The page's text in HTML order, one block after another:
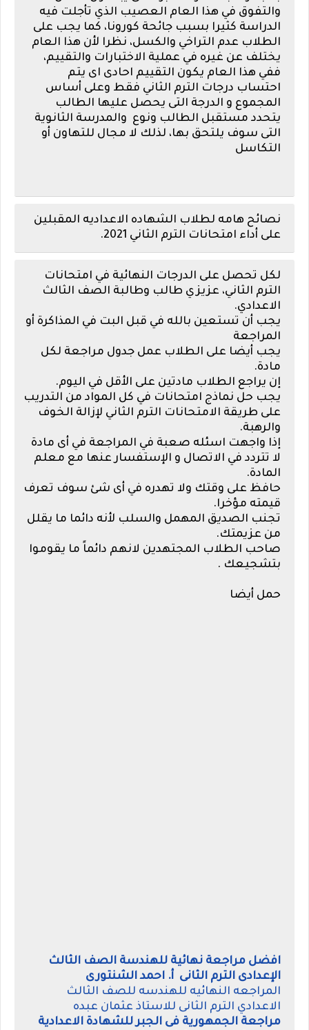
والتفوق في هذا العام العصيب الذي تأجلت فيه
الدراسة كثيرا بسبب جائحة كورونا، كما يجب على
الطلاب عدم التراخي والكسل، نظرا لأن هذا العام
يختلف عن غيره في عملية الاختبارات والتقييم،
ففي هذا العام يكون التقييم احادى اى يتم
احتساب درجات الترم الثاني فقط وعلى أساس
المجموع و الدرجة التى يحصل عليها الطالب
يتحدد مستقبل الطالب ونوع والمدرسة الثانوية
التى سوف يلتحق بها، لذلك لا مجال للتهاون أو
التكاسل
نصائح هامه لطلاب الشهاده الاعداديه المقبلين
على أداء امتحانات الترم الثاني 2021
.
لكل تحصل على الدرجات النهائية في امتحانات
الترم الثاني، عزيزي طالب وطالبة الصف الثالث
الاعدادي.
يجب أن تستعين بالله في قبل البت في المذاكرة أو
المراجعة
يجب أيضا على الطلاب عمل جدول مراجعة لكل
مادة.
إن يراجع الطلاب مادتين على الأقل في اليوم.
يجب حل نماذج امتحانات في كل المواد من التدريب
على طريقة الامتحانات الترم الثاني لإزالة الخوف
والرهبة.
إذا واجهت اسئله صعبة في المراجعة في أى مادة
لا تتردد في الاتصال و الإستفسار عنها مع معلم
المادة.
حافظ على وقتك ولا تهدره في أى شئ سوف تعرف
قيمته مؤخرا.
تجنب الصديق المهمل والسلب لأنه دائما ما يقلل
من عزيمتك.
صاحب الطلاب المجتهدين لانهم دائماً ما يقوموا
بتشجيعك .
حمل أيضا
افضل مراجعة نهائية للهندسة الصف الثالث
الإعدادى الترم الثانى أ. احمد الشنتورى
المراجعه النهائيه للهندسه للصف الثالث
الاعدادي الترم الثانى للاستاذ عثمان عبده
مراجعة الجمهورية فى الجبر للشهادة الاعدادية